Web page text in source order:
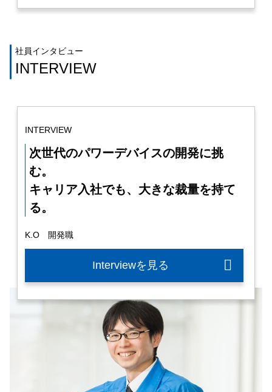
社員インタビュー
INTERVIEW
INTERVIEW
次世代のパワーデバイスの開発に挑
む。
キャリア入社でも、大きな裁量を持て
る。
K.O 開発職
Interviewを見る